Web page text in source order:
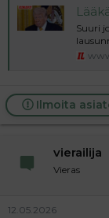
t
i
Suuri
Ilmoita
vierailija
Vieras
12.05.2026